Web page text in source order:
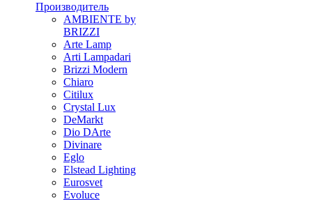
Производитель
AMBIENTE by
BRIZZI
Arte Lamp
Arti Lampadari
Brizzi Modern
Chiaro
Citilux
Crystal Lux
DeMarkt
Dio DArte
Divinare
Eglo
Elstead Lighting
Eurosvet
Evoluce